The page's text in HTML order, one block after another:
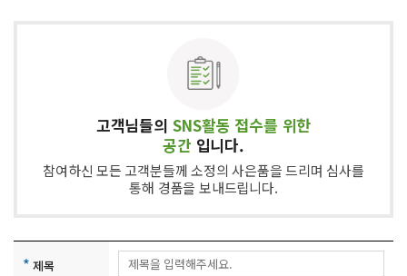
고객님들의 SNS활동 접수를 위한
공간 입니다.
참여하신 모든 고객분들께 소정의 사은품을 드리며 심사를
통해 경품을 보내드립니다.
* 제목